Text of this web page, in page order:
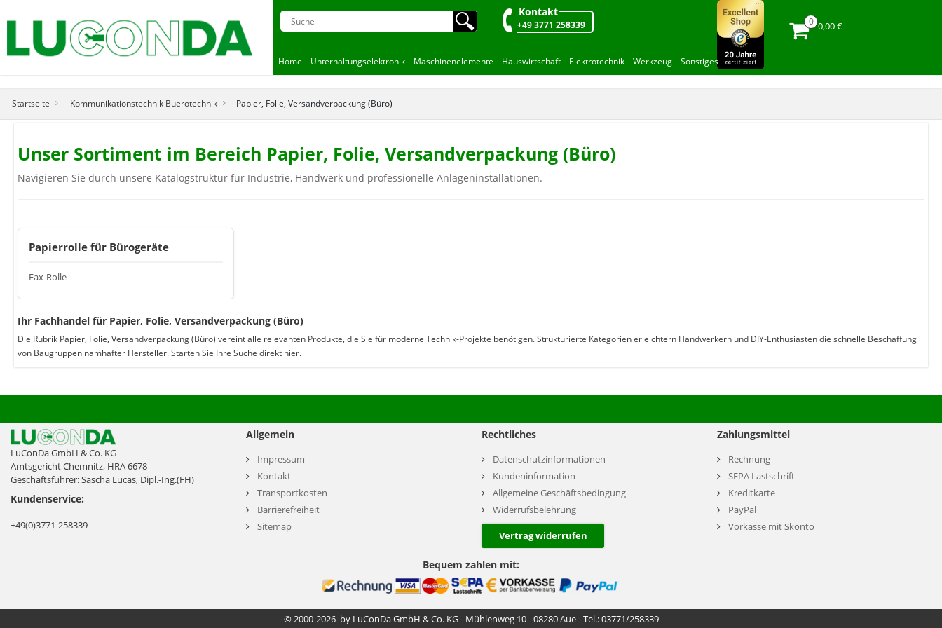
🔍︎ Kontakt
+49 3771 258339 0,00 €
Home Unterhaltungselektronik Maschinenelemente Hauswirtschaft Elektrotechnik Werkzeug Sonstiges
Startseite Kommunikationstechnik Buerotechnik Papier, Folie, Versandverpackung (Büro)
Unser Sortiment im Bereich Papier, Folie, Versandverpackung (Büro)
Navigieren Sie durch unsere Katalogstruktur für Industrie, Handwerk und professionelle Anlageninstallationen.
Papierrolle für Bürogeräte
Fax-Rolle
Ihr Fachhandel für Papier, Folie, Versandverpackung (Büro)
Die Rubrik Papier, Folie, Versandverpackung (Büro) vereint alle relevanten Produkte, die Sie für moderne Technik-Projekte benötigen. Strukturierte Kategorien erleichtern Handwerkern und DIY-Enthusiasten die schnelle Beschaffung
von Baugruppen namhafter Hersteller. Starten Sie Ihre Suche direkt hier.
LuConDa GmbH & Co. KG
Amtsgericht Chemnitz, HRA 6678
Geschäftsführer: Sascha Lucas, Dipl.-Ing.(FH)
Kundenservice:
+49(0)3771-258339
Allgemein
Impressum
Kontakt
Transportkosten
Barrierefreiheit
Sitemap
Rechtliches
Datenschutzinformationen
Kundeninformation
Allgemeine Geschäftsbedingung
Widerrufsbelehrung
Vertrag widerrufen
Zahlungsmittel
Rechnung
SEPA Lastschrift
Kreditkarte
PayPal
Vorkasse mit Skonto
Bequem zahlen mit:
© 2000-2026 by LuConDa GmbH & Co. KG - Mühlenweg 10 - 08280 Aue - Tel.: 03771/258339